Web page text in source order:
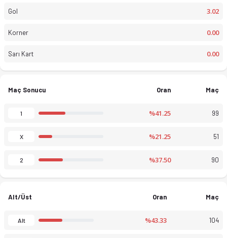
Diski Challenge, Reserves 25-26 sezonu puan durumu,
Gol 3.02
Korner 0.00
Sarı Kart 0.00
Maç Sonucu Oran Maç
1 %41.25 99
X %21.25 51
2 %37.50 90
Alt/Üst Oran Maç
Alt %43.33 104